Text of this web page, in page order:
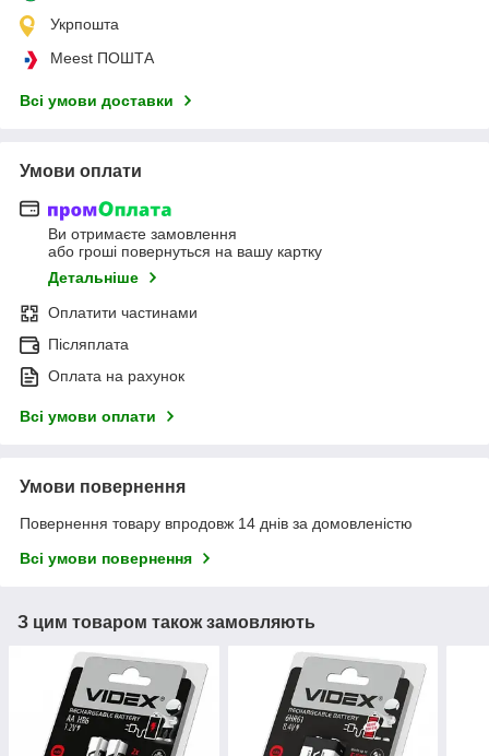
Укрпошта
Meest ПОШТА
Всі умови доставки
Умови оплати
Ви отримаєте замовлення
або гроші повернуться на вашу картку
Детальніше
Оплатити частинами
Післяплата
Оплата на рахунок
Всі умови оплати
Умови повернення
Повернення товару впродовж 14 днів за домовленістю
Всі умови повернення
З цим товаром також замовляють